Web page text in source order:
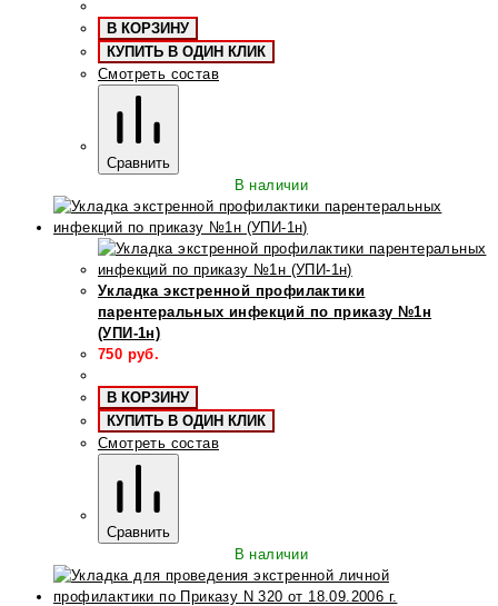
В КОРЗИНУ
КУПИТЬ В ОДИН КЛИК
Смотреть состав
Сравнить
В наличии
Укладка экстренной профилактики
парентеральных инфекций по приказу №1н
(УПИ-1н)
750 руб.
В КОРЗИНУ
КУПИТЬ В ОДИН КЛИК
Смотреть состав
Сравнить
В наличии